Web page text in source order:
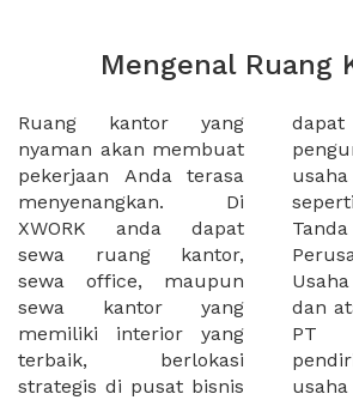
Mengenal Ruang
Ruang kantor yang
nyaman akan membuat
pekerjaan Anda terasa
menyenangkan. Di
XWORK anda dapat
sewa ruang kantor,
sewa office, maupun
sewa kantor yang
memiliki interior yang
terbaik, berlokasi
strategis di pusat bisnis
dapat membantu
pengurusan legalitas
usaha baru Anda,
seperti surat domisili,
Tanda Domisili
Perusahaan, Surat Izin
Usaha Perdagangan,
dan atau akte pendirian
PT maupun akte
pendirian CV untuk
usaha Anda. Sewa